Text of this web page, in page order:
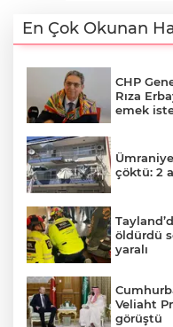
En Çok Okunan
CHP
Rıza
emek
çöktü: 2
öldürdü
yaralı
Veliaht
görüştü